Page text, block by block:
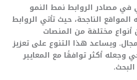
مصادر الروابط نمط النمو
الناجحة، حيث تأتي الروابط
مختلفة من المنصات
ويساعد هذا التنوع على تعزيز
وجعله أكثر توافقًا مع المعايير